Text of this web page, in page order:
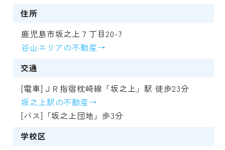
住所
鹿児島市坂之上７丁目20-7
谷山エリアの不動産→
交通
[電車]ＪＲ指宿枕崎線「坂之上」駅 徒歩23分
坂之上駅の不動産→
[バス]「坂之上団地」歩3分
学校区